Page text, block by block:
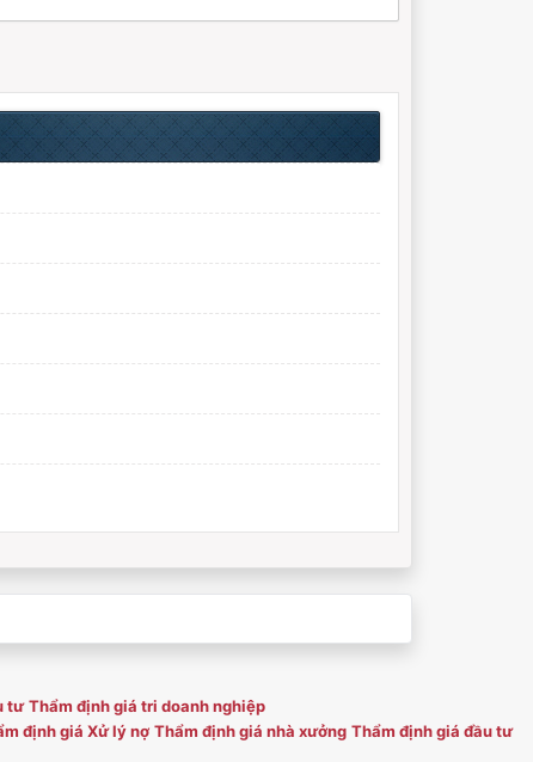
tư Thẩm định giá tri doanh nghiệp
định giá Xử lý nợ Thẩm định giá nhà xưởng Thẩm định giá đầu tư